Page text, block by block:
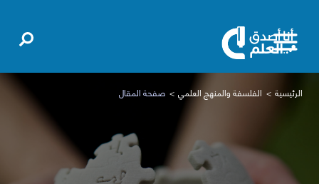
الرئيسية الفلسفة والمنهج العلمي صفحة المقال